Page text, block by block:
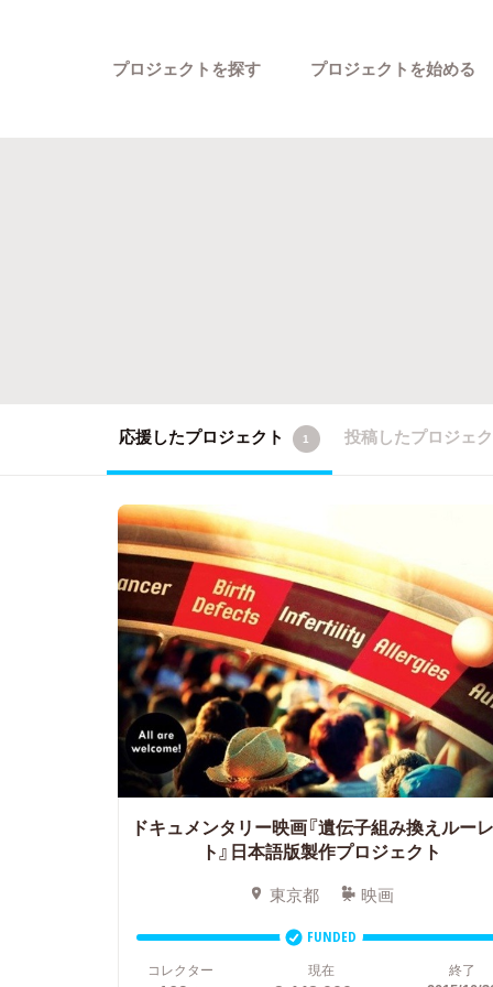
プロジェクトを探す プロジェクトを始める
応援したプロジェクト 1 投稿したプロジェ
ドキュメンタリー映画『遺伝子組み換えルー
ト』日本語版製作プロジェクト
東京都 映画
FUNDED
コレクター
現在 終了